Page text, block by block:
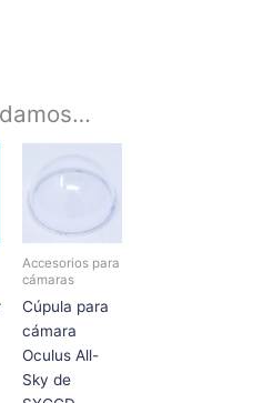
Accesorios para
cámaras
Cúpula para
cámara
Oculus All-
Sky de